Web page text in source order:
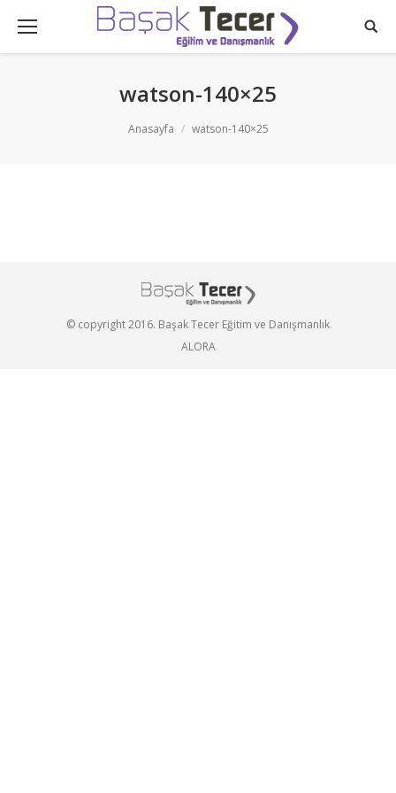
watson-140×25
Anasayfa watson-140×25
© copyright 2016. Başak Tecer Eğitim ve Danışmanlık
ALORA